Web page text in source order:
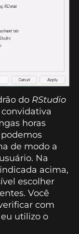
do RStudio
horas
de modo a
Na
acima,
escolher
Você
com
utilizo o